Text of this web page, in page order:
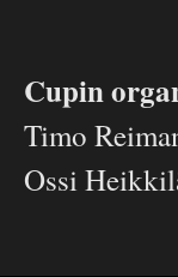
Cupin
Timo
Ossi